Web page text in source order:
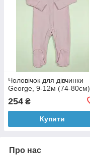
Чоловічок для дівчинки
George, 9-12м (74-80см)
254 ₴
Купити
Про нас